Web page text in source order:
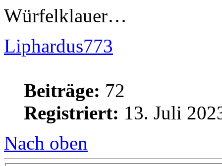
Würfelklauer…
Liphardus773
Beiträge: 72
Registriert: 13. Juli
Nach oben